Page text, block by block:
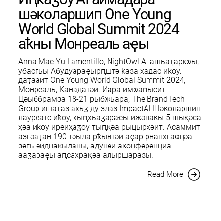
шәколаршип One Young
World Global Summit 2024
аҟны Монреаль аҿы
Anna Mae Yu Lamentillo, NightOwl AI ашьаҭаркҩы,
убасгьы Абудуараҿырԥштә ҟаза хадас иҟоу,
даҭааит One Young World Global Summit 2024,
Монреаль, Канадатәи. Иара имҩаԥысит
Цәыббрамза 18-21 рыбжьара, The BrandTech
Group ишаҭаз ахьӡ ду злаз ImpactAI Шәколаршип
лауреатс иҟоу, хыԥхьаӡараҿы ижәпакы 5 шықәса
ҳәа иҟоу иреиҳаӡоу ҭыԥқәа рыцырхәит. Асаммит
азгәаҭан 190 тәыла рҟынтәи аҿар рнапхгаҩцәа
зегь еиднакыланы, адунеи аконференциа
ааӡараҿы аԥсахрақәа алыршаразы.
Read More